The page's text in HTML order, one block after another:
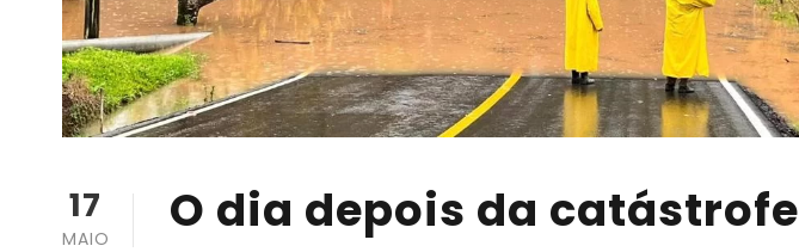
17
MAIO O dia depois da catástrofe